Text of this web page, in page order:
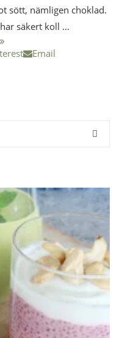
sött, nämligen choklad.
säkert koll …
Email